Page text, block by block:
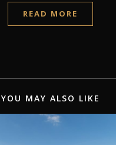
READ MORE
YOU MAY ALSO LIKE